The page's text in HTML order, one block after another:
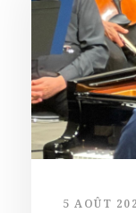
5 AOÛT